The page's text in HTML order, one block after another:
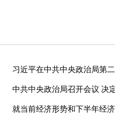
习近平在中共中央政治局第
中共中央政治局召开会议 决
就当前经济形势和下半年经